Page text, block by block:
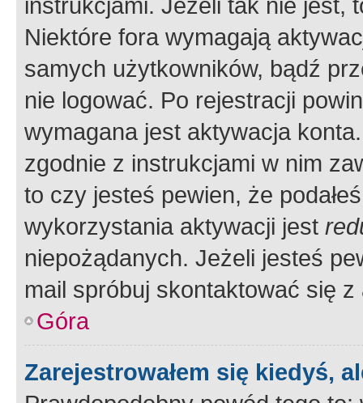
Niektóre fora wymagają
samych użytkowników, bądź
nie logować. Po rejestracji
wymagana jest aktywacja
zgodnie z instrukcjami w nim
to czy jesteś pewien, że
wykorzystania aktywacji jest
niepożądanych. Jeżeli jesteś
mail spróbuj skontaktować się
Góra
Zarejestrowałem się kiedyś,